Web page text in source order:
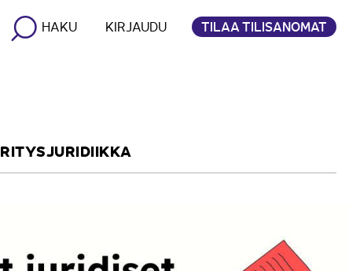
HAKU KIRJAUDU TILAA TILISANOMAT